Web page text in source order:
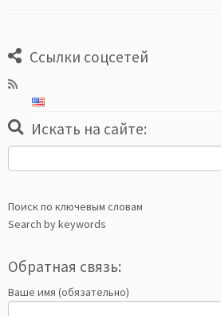
Ссылки соцсетей
Искать на сайте:
Поиск по ключевым словам
Search by keywords
Обратная связь:
Ваше имя (обязательно)